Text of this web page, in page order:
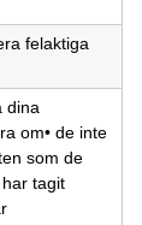
felaktiga
dina
om• de inte
som de
tagit